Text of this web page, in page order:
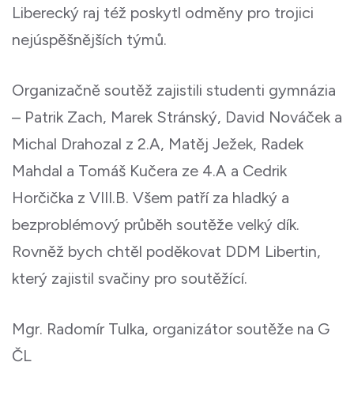
Liberecký raj též poskytl odměny pro trojici
nejúspěšnějších týmů.
Organizačně soutěž zajistili studenti gymnázia
– Patrik Zach, Marek Stránský, David Nováček a
Michal Drahozal z 2.A, Matěj Ježek, Radek
Mahdal a Tomáš Kučera ze 4.A a Cedrik
Horčička z VIII.B. Všem patří za hladký a
bezproblémový průběh soutěže velký dík.
Rovněž bych chtěl poděkovat DDM Libertin,
který zajistil svačiny pro soutěžící.
Mgr. Radomír Tulka, organizátor soutěže na G
ČL